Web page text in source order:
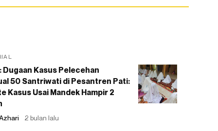
Dugaan Kasus Pelecehan
50 Santriwati di Pesantren Pati:
Kasus Usai Mandek Hampir 2
2 bulan lalu